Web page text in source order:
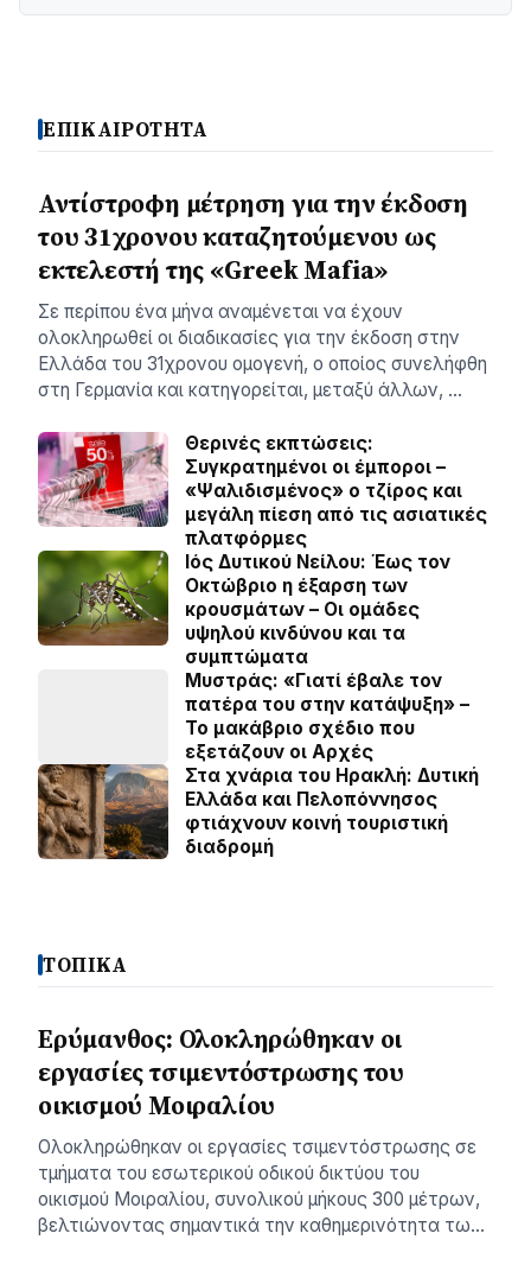
ΕΠΙΚΑΙΡΟΤΗΤΑ
Αντίστροφη μέτρηση για την έκδοση
του 31χρονου καταζητούμενου ως
εκτελεστή της «Greek Mafia»
Σε περίπου ένα μήνα αναμένεται να έχουν
ολοκληρωθεί οι διαδικασίες για την έκδοση στην
Ελλάδα του 31χρονου ομογενή, ο οποίος συνελήφθη
στη Γερμανία και κατηγορείται, μεταξύ άλλων, …
Θερινές εκπτώσεις:
Συγκρατημένοι οι έμποροι –
«Ψαλιδισμένος» ο τζίρος και
μεγάλη πίεση από τις ασιατικές
πλατφόρμες
Ιός Δυτικού Νείλου: Έως τον
Οκτώβριο η έξαρση των
κρουσμάτων – Οι ομάδες
υψηλού κινδύνου και τα
συμπτώματα
Μυστράς: «Γιατί έβαλε τον
πατέρα του στην κατάψυξη» –
Το μακάβριο σχέδιο που
εξετάζουν οι Αρχές
Στα χνάρια του Ηρακλή: Δυτική
Ελλάδα και Πελοπόννησος
φτιάχνουν κοινή τουριστική
διαδρομή
ΤΟΠΙΚΑ
Ερύμανθος: Ολοκληρώθηκαν οι
εργασίες τσιμεντόστρωσης του
οικισμού Μοιραλίου
Ολοκληρώθηκαν οι εργασίες τσιμεντόστρωσης σε
τμήματα του εσωτερικού οδικού δικτύου του
οικισμού Μοιραλίου, συνολικού μήκους 300 μέτρων,
βελτιώνοντας σημαντικά την καθημερινότητα τω…